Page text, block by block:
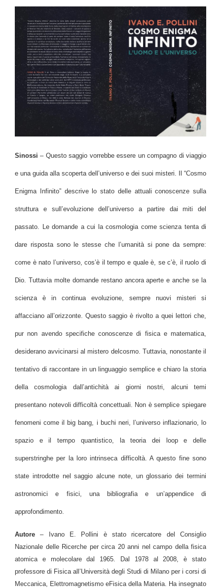
Sinossi – Questo saggio vorrebbe essere un compagno di viaggio
e una guida alla scoperta dell’universo e dei suoi misteri. Il “Cosmo
Enigma Infinito” descrive lo stato delle attuali conoscenze sulla
struttura e sull’evoluzione dell’universo a partire dai miti del
passato. Le domande a cui la cosmologia come scienza tenta di
dare risposta sono le stesse che l’umanità si pone da sempre:
come è nato l’universo, cos’è il tempo e quale è, se c’è, il ruolo di
Dio. Tuttavia molte domande restano ancora aperte e anche se la
scienza è in continua evoluzione, sempre nuovi misteri si
affacciano all’orizzonte. Questo saggio è rivolto a quei lettori che,
pur non avendo specifiche conoscenze di fisica e matematica,
desiderano avvicinarsi al mistero delcosmo. Tuttavia, nonostante il
tentativo di raccontare in un linguaggio semplice e chiaro la storia
della cosmologia dall’antichità ai giorni nostri, alcuni temi
presentano notevoli difficoltà concettuali. Non è semplice spiegare
fenomeni come il big bang, i buchi neri, l’universo inflazionario, lo
spazio e il tempo quantistico, la teoria dei loop e delle
superstringhe per la loro intrinseca difficoltà. A questo fine sono
state introdotte nel saggio alcune note, un glossario dei termini
astronomici e fisici, una bibliografia e un’appendice di
approfondimento.
Autore– Ivano E. Pollini è stato ricercatore del Consiglio
Nazionale delle Ricerche per circa 20 anni nel campo della fisica
atomica e molecolare dal 1965. Dal 1978 al 2008, è stato
professore di Fisica all’Università degli Studi di Milano per i corsi di
Meccanica, Elettromagnetismo eFisica della Materia. Ha insegnato